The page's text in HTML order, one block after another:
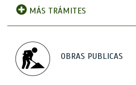
MÁS TRÁMITES
OBRAS PUBLICAS